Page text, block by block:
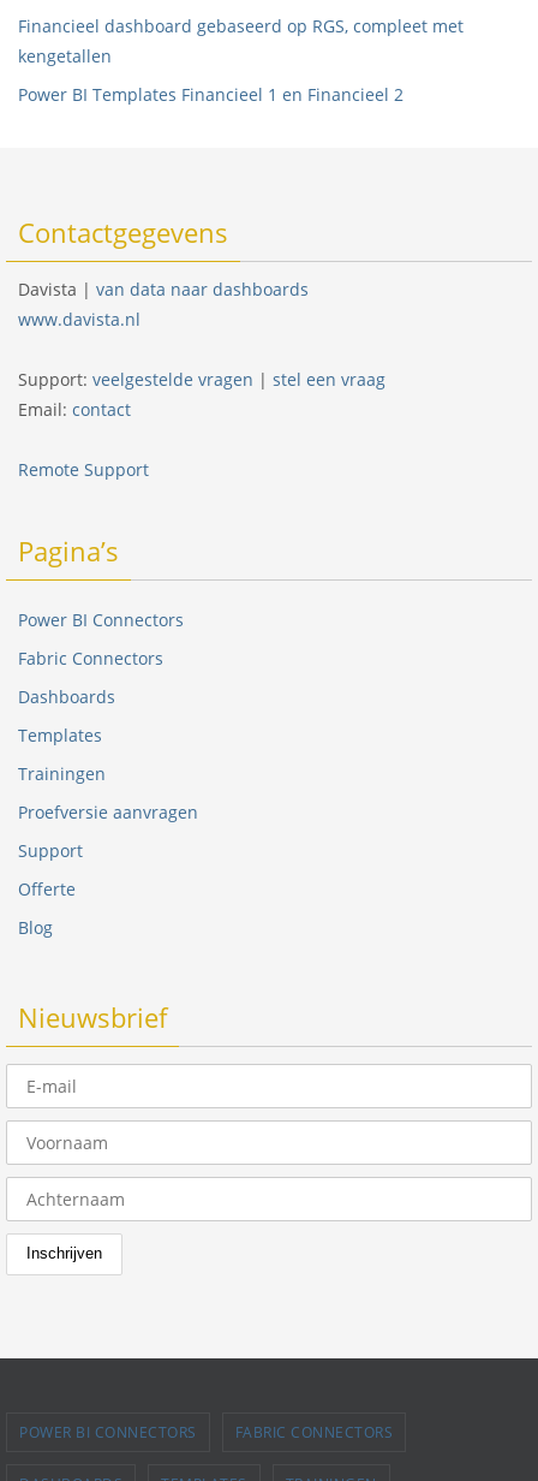
Financieel dashboard gebaseerd op RGS, compleet met
kengetallen
Power BI Templates Financieel 1 en Financieel 2
Contactgegevens
Davista | van data naar dashboards
www.davista.nl
Support: veelgestelde vragen | stel een vraag
Email: contact
Remote Support
Pagina’s
Power BI Connectors
Fabric Connectors
Dashboards
Templates
Trainingen
Proefversie aanvragen
Support
Offerte
Blog
Nieuwsbrief
POWER BI CONNECTORS FABRIC CONNECTORS